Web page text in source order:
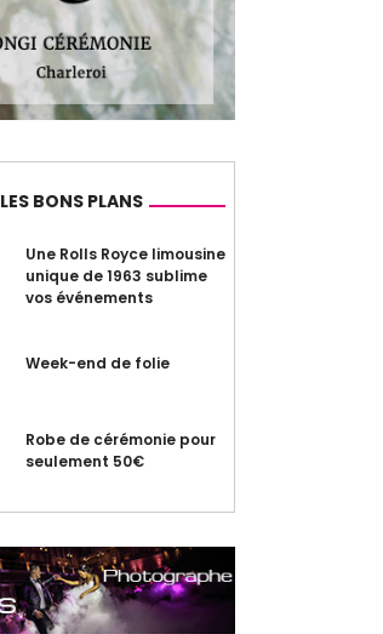
LES BONS PLANS
Une Rolls Royce limousine
unique de 1963 sublime
vos événements
Week-end de folie
Robe de cérémonie pour
seulement 50€